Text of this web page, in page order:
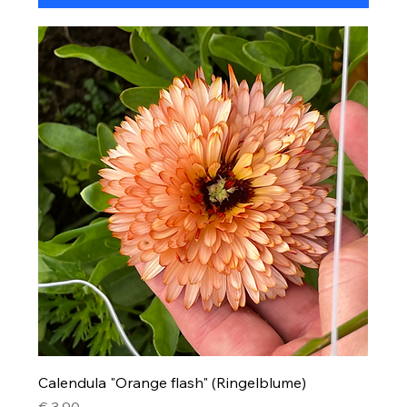
Calendula "Orange flash" (Ringelblume)